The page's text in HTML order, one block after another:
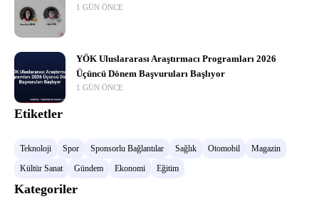
1 GÜN ÖNCE
YÖK Uluslararası Araştırmacı Programları 2026
Üçüncü Dönem Başvuruları Başlıyor
1 GÜN ÖNCE
Etiketler
Teknoloji Spor Sponsorlu Bağlantılar Sağlık Otomobil
Magazin
Kültür Sanat
Gündem Ekonomi Eğitim
Kategoriler